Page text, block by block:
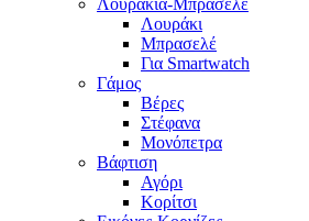
Λουράκι
Μπρασελέ
Για Smartwatch
Γάμος
Βέρες
Στέφανα
Μονόπετρα
Βάφτιση
Αγόρι
Κορίτσι